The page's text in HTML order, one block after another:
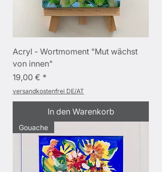
Acryl - Wortmoment "Mut wächst
von innen"
Preis
19,00 €
versandkostenfrei DE/AT
In den Warenkorb
Gouache